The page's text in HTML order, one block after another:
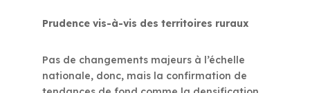
Prudence vis-à-vis des territoires ruraux
Pas de changements majeurs à l’échelle
nationale, donc, mais la confirmation de